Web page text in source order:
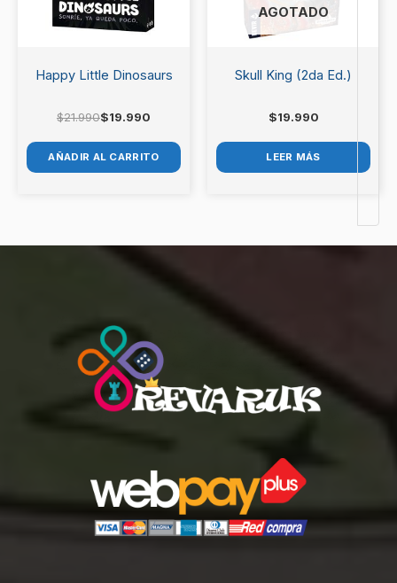
Happy Little Dinosaurs
$21.990$19.990
AÑADIR AL CARRITO
AGOTADO
Skull King (2da Ed.)
$19.990
LEER MÁS